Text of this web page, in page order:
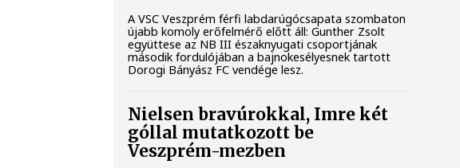
A VSC Veszprém férfi labdarúgócsapata szombaton
újabb komoly erőfelmérő előtt áll: Gunther Zsolt
együttese az NB III északnyugati csoportjának
második fordulójában a bajnokesélyesnek tartott
Dorogi Bányász FC vendége lesz.
Nielsen bravúrokkal, Imre két
góllal mutatkozott be
Veszprém-mezben